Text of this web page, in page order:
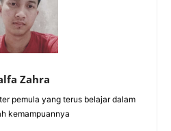
Zahra
pemula yang terus belajar dalam
kemampuannya